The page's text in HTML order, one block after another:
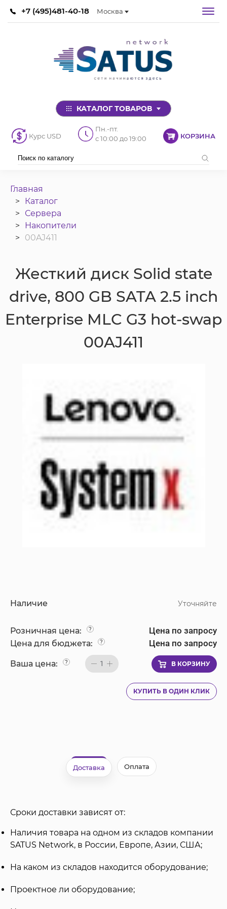
+7 (495)481-40-18 Москва
КАТАЛОГ ТОВАРОВ
Курс USD
Пн.-пт.
с 10:00 до 19:00
КОРЗИНА
Главная
Каталог
Сервера
Накопители
00AJ411
Жесткий диск Solid state
drive, 800 GB SATA 2.5 inch
Enterprise MLC G3 hot-swap
00AJ411
Наличие Уточняйте
Розничная цена: ? Цена по запросу
Цена для бюджета: ? Цена по запросу
Ваша цена: ? 1 В КОРЗИНУ
КУПИТЬ В ОДИН КЛИК
Доставка Оплата
Сроки доставки зависят от:
Наличия товара на одном из складов компании
SATUS Network, в России, Европе, Азии, США;
На каком из складов находится оборудование;
Проектное ли оборудование;